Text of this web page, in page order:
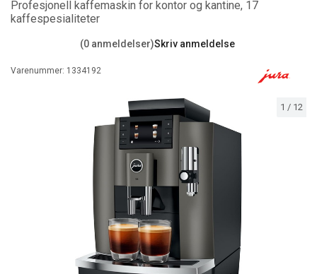
1 / 12
Profesjonell kaffemaskin for kontor og kantine, 17
kaffespesialiteter
(0 anmeldelser)Skriv anmeldelse
Varenummer: 1334192